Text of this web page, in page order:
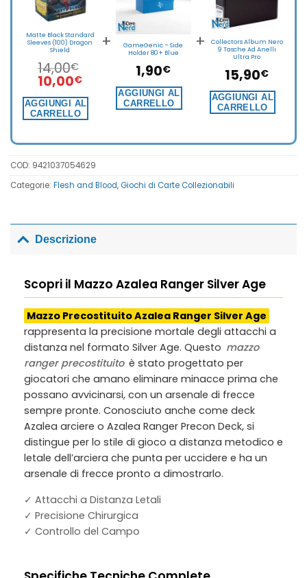
Matte Black Standard
Sleeves (100) Dragon
Shield
14,00€
Il
prezzo
originale
era:
10,00€Il
prezzo
attuale
è:
AGGIUNGI AL
CARRELLO
+
GameGenic – Side
Holder 80+ Blue
1,90€
AGGIUNGI AL
CARRELLO
+
Collectors Album Nero
9 Tasche Ad Anelli
Ultra Pro
15,90€
AGGIUNGI AL
CARRELLO
COD: 9421037054629
Categorie: Flesh and Blood, Giochi di Carte Collezionabili
Descrizione
Scopri il Mazzo Azalea Ranger Silver Age
Mazzo Precostituito Azalea Ranger Silver Age
rappresenta la precisione mortale degli attacchi a
distanza nel formato Silver Age. Questo mazzo
ranger precostituito è stato progettato per
giocatori che amano eliminare minacce prima che
possano avvicinarsi, con un arsenale di frecce
sempre pronte. Conosciuto anche come deck
Azalea arciere o Azalea Ranger Precon Deck, si
distingue per lo stile di gioco a distanza metodico e
letale dell’arciera che punta per uccidere e ha un
arsenale di frecce pronto a dimostrarlo.
✓ Attacchi a Distanza Letali
✓ Precisione Chirurgica
✓ Controllo del Campo